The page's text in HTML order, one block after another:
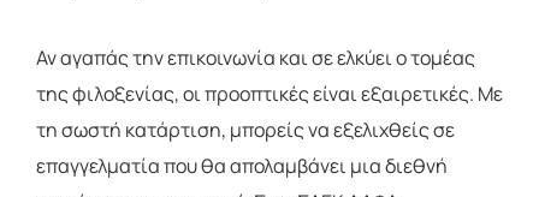
Αν αγαπάς την επικοινωνία και σε ελκύει ο τομέας
της φιλοξενίας, οι προοπτικές είναι εξαιρετικές. Με
τη σωστή κατάρτιση, μπορείς να εξελιχθείς σε
επαγγελματία που θα απολαμβάνει μια διεθνή